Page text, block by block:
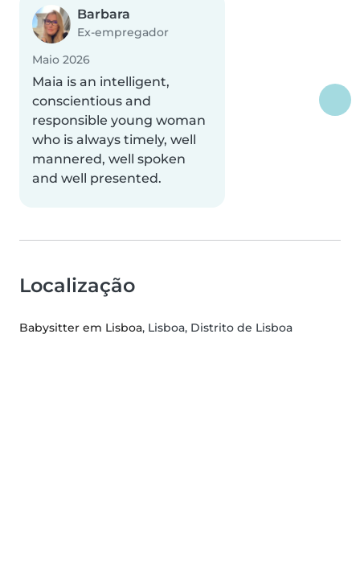
Barbara
Ex-empregador
Maio 2026
Maia is an intelligent,
conscientious and
responsible young woman
who is always timely, well
mannered, well spoken
and well presented.
Localização
Babysitter em Lisboa, Lisboa, Distrito de Lisboa